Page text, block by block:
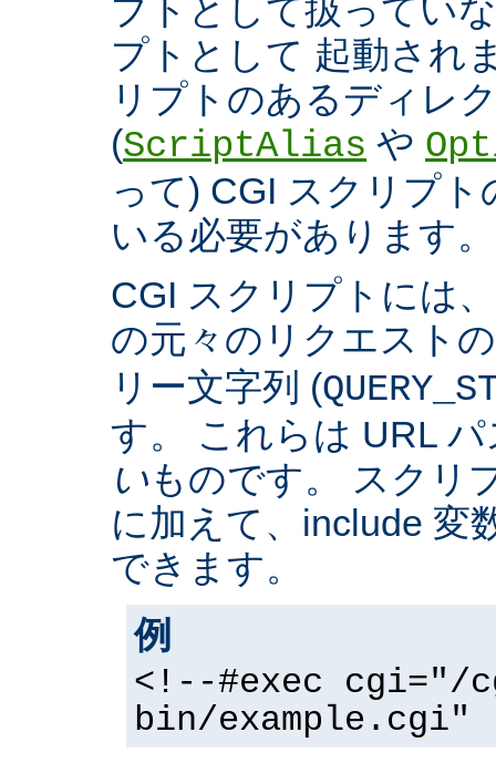
プトとして扱ってい
プトとして 起動され
リプトのあるディレ
(ScriptAlias や
って) CGI スクリプ
いる必要があります。
CGI スクリプトには
の元々のリクエスト
リー文字列 (
す。 これらは URL
いものです。 スクリ
に加えて、include 変
できます。
例
<!--#exec cgi="/
bin/example.cgi"